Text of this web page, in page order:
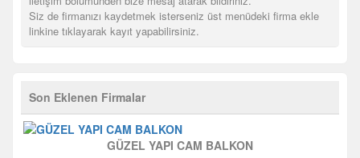
Siz de firmanızı kaydetmek isterseniz üst menüdeki firma ekle
linkine tıklayarak kayıt yapabilirsiniz.
Son Eklenen Firmalar
GÜZEL YAPI CAM BALKON